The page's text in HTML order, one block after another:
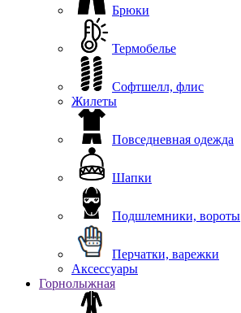
Брюки
Термобелье
Софтшелл, флис
Жилеты
Повседневная одежда
Шапки
Подшлемники, вороты
Перчатки, варежки
Аксессуары
Горнолыжная